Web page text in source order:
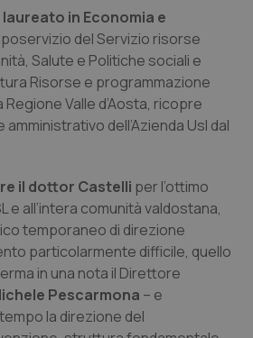
di Bolzano
di Trento
Scompenso
& Rettocolite Ulcerosa
patologie neurodegenerative
in Economia e
del Servizio risorse
Salute e Politiche sociali e
Risorse e programmazione
Valle d’Aosta, ricopre
amministrativo dell’Azienda Usl dal
il dottor Castelli per l’ottimo
e all’intera comunità valdostana,
temporaneo di direzione
particolarmente difficile, quello
in una nota il Direttore
Pescarmona – e
la direzione del